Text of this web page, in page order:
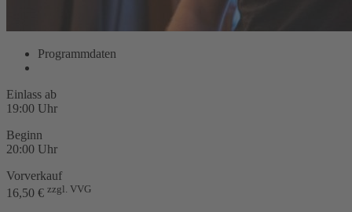
Programmdaten
Einlass ab
19:00 Uhr
Beginn
20:00 Uhr
Vorverkauf
16,50 € zzgl. VVG